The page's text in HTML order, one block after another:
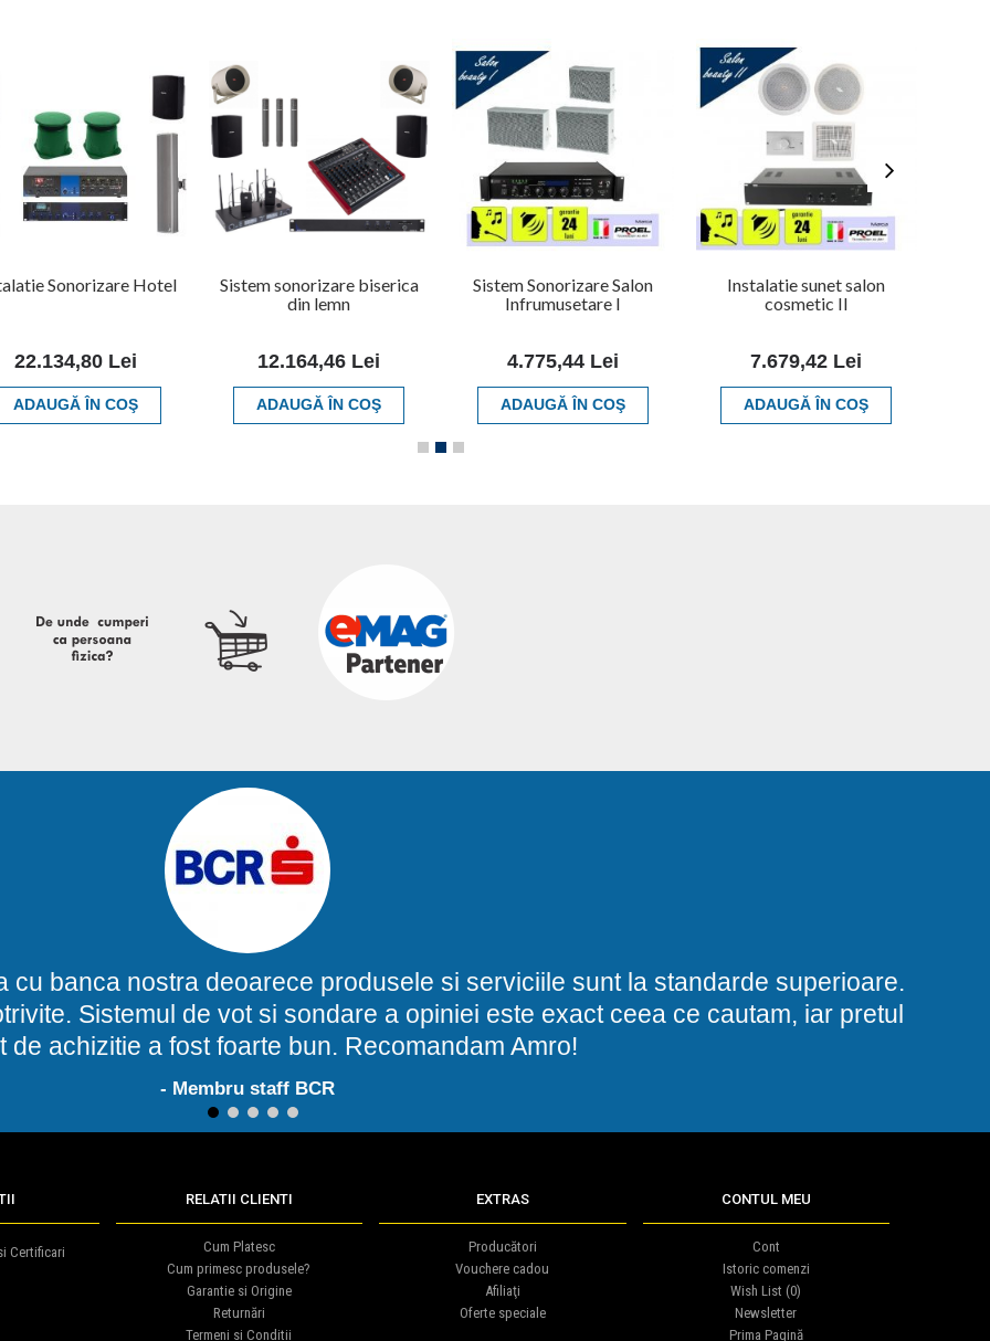
Sonorizare Hotel
22.134,80 Lei
ADAUGĂ ÎN COŞ
Sistem sonorizare biserica
din lemn
12.164,46 Lei
ADAUGĂ ÎN COŞ
Sistem Sonorizare Salon
Infrumusetare I
4.775,44 Lei
ADAUGĂ ÎN COŞ
Instalatie sunet salon
cosmetic II
7.679,42 Lei
ADAUGĂ ÎN COŞ
cu banca nostra deoarece produsele si serviciile sunt la standarde superioare.
Sistemul de vot si sondare a opiniei este exact ceea ce cautam, iar pretul
de achizitie a fost foarte bun. Recomandam Amro!
- Membru staff BCR
1 2 3 4 5
Certificari
RELATII CLIENTI
Cum Platesc
Cum primesc produsele?
Garantie si Origine
Returnări
Termeni si Conditii
EXTRAS
Producători
Vouchere cadou
Afiliaţi
Oferte speciale
CONTUL MEU
Cont
Istoric comenzi
Wish List (0)
Newsletter
Prima Pagină